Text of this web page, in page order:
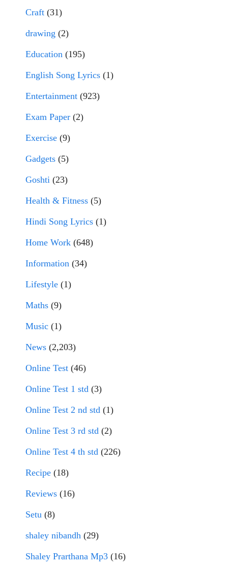
Craft (31)
drawing (2)
Education (195)
English Song Lyrics (1)
Entertainment (923)
Exam Paper (2)
Exercise (9)
Gadgets (5)
Goshti (23)
Health & Fitness (5)
Hindi Song Lyrics (1)
Home Work (648)
Information (34)
Lifestyle (1)
Maths (9)
Music (1)
News (2,203)
Online Test (46)
Online Test 1 std (3)
Online Test 2 nd std (1)
Online Test 3 rd std (2)
Online Test 4 th std (226)
Recipe (18)
Reviews (16)
Setu (8)
shaley nibandh (29)
Shaley Prarthana Mp3 (16)